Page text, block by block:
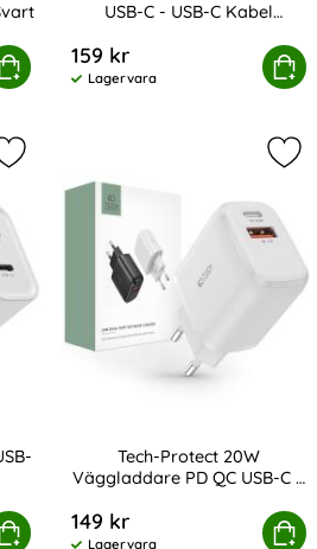
EP-TA200EBE - Svart
USB-C - USB-C Kabel
159 kr
Tillgänglighet:
Lagervara
Köp
Protect 3 m 100W/5A PD
USB-C Väggladdare Vit
Markera tech-Protect 20W PD 2x
Tech-Protect 20W
Väggladdare PD QC USB-C /
149 kr
Lagervara
Köp
Tech-Protect 20W Väggladdare